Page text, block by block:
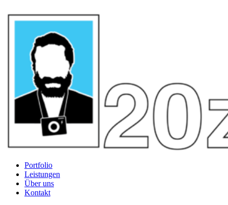
Portfolio
Leistungen
Über uns
Kontakt